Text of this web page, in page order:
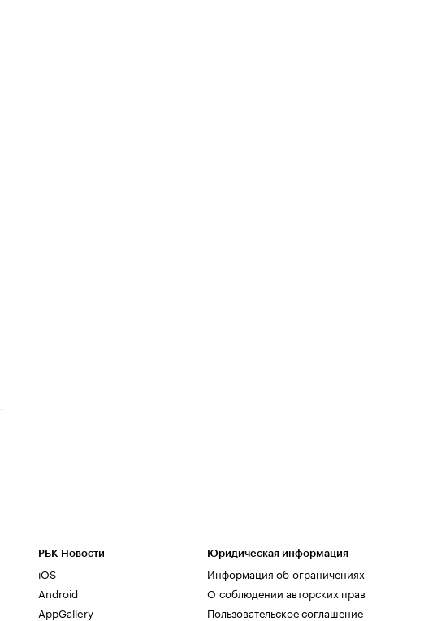
РБК Новости
iOS
Android
AppGallery
Юридическая информация
Информация об ограничениях
О соблюдении авторских прав
Пользовательское соглашение